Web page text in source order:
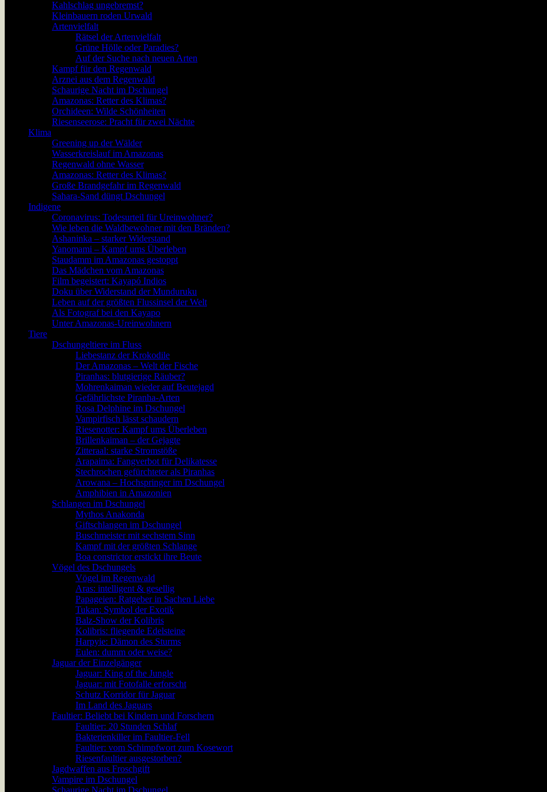
Kahlschlag ungebremst?
Kleinbauern roden Urwald
Artenvielfalt
Rätsel der Artenvielfalt
Grüne Hölle oder Paradies?
Auf der Suche nach neuen Arten
Kampf für den Regenwald
Arznei aus dem Regenwald
Schaurige Nacht im Dschungel
Amazonas: Retter des Klimas?
Orchideen: Wilde Schönheiten
Riesenseerose: Pracht für zwei Nächte
Klima
Greening up der Wälder
Wasserkreislauf im Amazonas
Regenwald ohne Wasser
Amazonas: Retter des Klimas?
Große Brandgefahr im Regenwald
Sahara-Sand düngt Dschungel
Indigene
Coronavirus: Todesurteil für Ureinwohner?
Wie leben die Waldbewohner mit den Bränden?
Ashaninka – starker Widerstand
Yanomami – Kampf ums Überleben
Staudamm im Amazonas gestoppt
Das Mädchen vom Amazonas
Film begeistert: Kayapó Indios
Doku über Widerstand der Munduruku
Leben auf der größten Flussinsel der Welt
Als Fotograf bei den Kayapo
Unter Amazonas-Ureinwohnern
Tiere
Dschungeltiere im Fluss
Liebestanz der Krokodile
Der Amazonas – Welt der Fische
Piranhas: blutgierige Räuber?
Mohrenkaiman wieder auf Beutejagd
Gefährlichste Piranha-Arten
Rosa Delphine im Dschungel
Vampirfisch lässt schaudern
Riesenotter: Kampf ums Überleben
Brillenkaiman – der Gejagte
Zitteraal: starke Stromstöße
Arapaima: Fangverbot für Delikatesse
Stechrochen gefürchteter als Piranhas
Arowana – Hochspringer im Dschungel
Amphibien in Amazonien
Schlangen im Dschungel
Mythos Anakonda
Giftschlangen im Dschungel
Buschmeister mit sechstem Sinn
Kampf mit der größten Schlange
Boa constrictor erstickt ihre Beute
Vögel des Dschungels
Vögel im Regenwald
Aras: intelligent & gesellig
Papageien: Ratgeber in Sachen Liebe
Tukan: Symbol der Exotik
Balz-Show der Kolibris
Kolibris: fliegende Edelsteine
Harpyie: Dämon des Sturms
Eulen: dumm oder weise?
Jaguar der Einzelgänger
Jaguar: King of the Jungle
Jaguar: mit Fotofalle erforscht
Schutz Korridor für Jaguar
Im Land des Jaguars
Faultier: Beliebt bei Kindern und Forschern
Faultier: 20 Stunden Schlaf
Bakterienkiller im Faultier-Fell
Faultier: vom Schimpfwort zum Kosewort
Riesenfaultier ausgestorben?
Jagdwaffen aus Froschgift
Vampire im Dschungel
Schaurige Nacht im Dschungel